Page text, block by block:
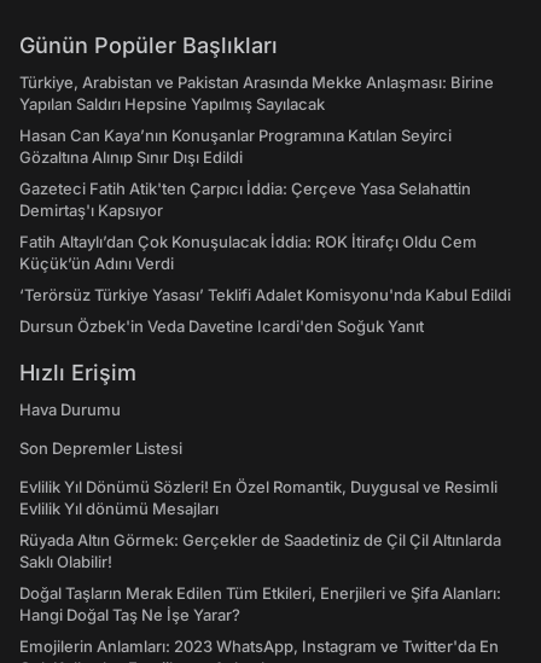
Günün Popüler Başlıkları
Türkiye, Arabistan ve Pakistan Arasında Mekke Anlaşması: Birine
Yapılan Saldırı Hepsine Yapılmış Sayılacak
Hasan Can Kaya’nın Konuşanlar Programına Katılan Seyirci
Gözaltına Alınıp Sınır Dışı Edildi
Gazeteci Fatih Atik'ten Çarpıcı İddia: Çerçeve Yasa Selahattin
Demirtaş'ı Kapsıyor
Fatih Altaylı’dan Çok Konuşulacak İddia: ROK İtirafçı Oldu Cem
Küçük’ün Adını Verdi
‘Terörsüz Türkiye Yasası’ Teklifi Adalet Komisyonu'nda Kabul Edildi
Dursun Özbek'in Veda Davetine Icardi'den Soğuk Yanıt
Hızlı Erişim
Hava Durumu
Son Depremler Listesi
Evlilik Yıl Dönümü Sözleri! En Özel Romantik, Duygusal ve Resimli
Evlilik Yıl dönümü Mesajları
Rüyada Altın Görmek: Gerçekler de Saadetiniz de Çil Çil Altınlarda
Saklı Olabilir!
Doğal Taşların Merak Edilen Tüm Etkileri, Enerjileri ve Şifa Alanları:
Hangi Doğal Taş Ne İşe Yarar?
Emojilerin Anlamları: 2023 WhatsApp, Instagram ve Twitter'da En